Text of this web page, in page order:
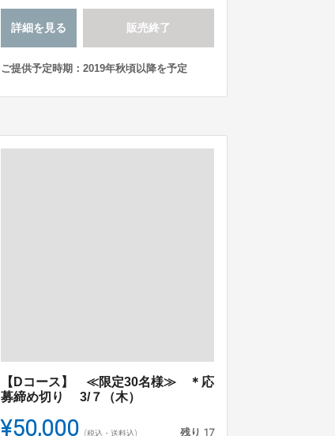
詳細を見る 販売終了
ご提供予定時期：2019年秋頃以降を予定
【Dコース】 ≪限定30名様≫ ＊応
募締め切り 3/７（木）
¥50,000 (税込・送料込) 残り 17